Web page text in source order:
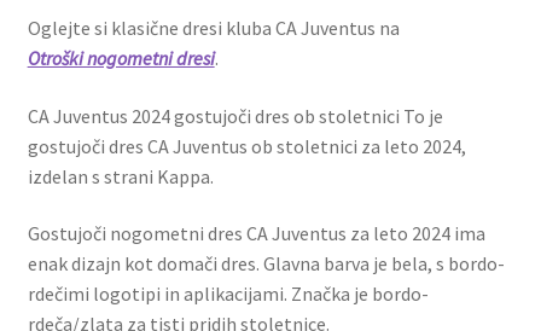
Oglejte si klasične dresi kluba CA Juventus na
Otroški nogometni dresi.
CA Juventus 2024 gostujoči dres ob stoletnici To je
gostujoči dres CA Juventus ob stoletnici za leto 2024,
izdelan s strani Kappa.
Gostujoči nogometni dres CA Juventus za leto 2024 ima
enak dizajn kot domači dres. Glavna barva je bela, s bordo-
rdečimi logotipi in aplikacijami. Značka je bordo-
rdeča/zlata za tisti pridih stoletnice.